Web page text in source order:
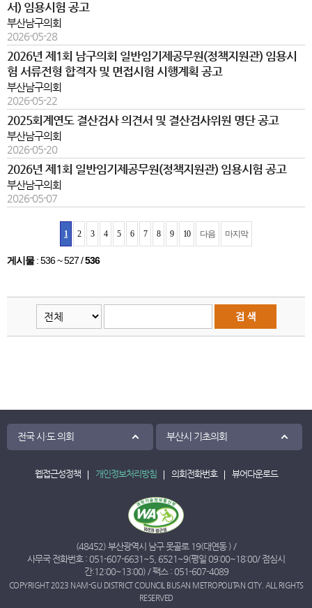
서) 임용시험 공고
부산남구의회
2026-05-28
2026년 제1회 남구의회 일반임기제공무원(정책지원관) 임용시
험 서류전형 합격자 및 면접시험 시행계획 공고
부산남구의회
2026-05-22
2025회계연도 결산검사 의견서 및 결산검사위원 명단 공고
부산남구의회
2026-05-20
2026년 제1회 일반임기제공무원(정책지원관) 임용시험 공고
부산남구의회
2026-05-07
1 2 3 4 5 6 7 8 9 10 다음 마지막
게시물: 536 ~ 527 /536
전국 시·도 의회 부산시 기초의회
웹접근성정책 개인정보처리방침 의회전화번호 뷰어다운로드
(48452) 부산광역시 남구 못골로 19(대연동 ) /
사무국 전화번호 : 051-607-6631 ~5 6521 ~9(평일 09:00~18:00/ 점심시
간:12:00~13:00) / 팩스 : 051-607-4089
COPYRIGHT 2023 NAM-GU DISTRICT COUNCIL BUSAN METROPOLITAN CITY. ALL RIGHTS
RESERVED